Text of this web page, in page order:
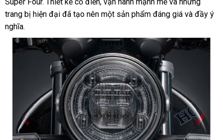
trang bị hiện đại đã tạo nên một sản phẩm đáng giá và đầy ý
nghĩa.